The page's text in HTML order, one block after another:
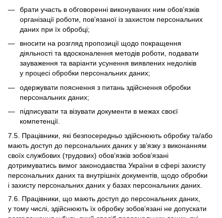
брати участь в обговоренні виконуваних ним обов’язків
організації роботи, пов’язаної із захистом персональних
даних при їх обробці;
вносити на розгляд пропозиції щодо покращення
діяльності та вдосконалення методів роботи, подавати
зауваження та варіанти усунення виявлених недоліків
у процесі обробки персональних даних;
одержувати пояснення з питань здійснення обробки
персональних даних;
підписувати та візувати документи в межах своєї
компетенції.
7.5. Працівники, які безпосередньо здійснюють обробку та/або
мають доступ до персональних даних у зв’язку з виконанням
своїх службових (трудових) обов’язків зобов’язані
дотримуватись вимог законодавства України в сфері захисту
персональних даних та внутрішніх документів, щодо обробки
і захисту персональних даних у базах персональних даних.
7.6. Працівники, що мають доступ до персональних даних,
у тому числі, здійснюють їх обробку зобов’язані не допускати